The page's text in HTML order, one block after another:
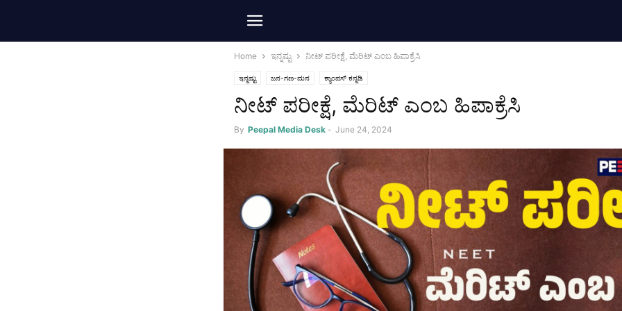
Home ಇನ್ನಷ್ಟು ನೀಟ್ ಪರೀಕ್ಷೆ, ಮೆರಿಟ್ ಎಂಬ ಹಿಪಾಕ್ರೆಸಿ
ಇನ್ನಷ್ಟು ಜನ-ಗಣ-ಮನ ಕ್ಯಾಂಪಸ್ ಕನ್ನಡಿ
ನೀಟ್ ಪರೀಕ್ಷೆ, ಮೆರಿಟ್ ಎಂಬ ಹಿಪಾಕ್ರೆಸಿ
By Peepal Media Desk - June 24, 2024